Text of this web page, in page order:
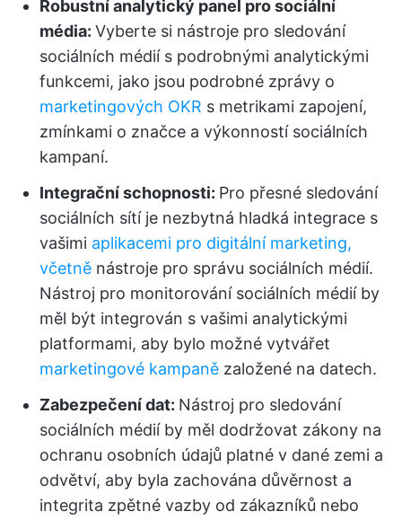
Robustní analytický panel pro sociální
média: Vyberte si nástroje pro sledování
sociálních médií s podrobnými analytickými
funkcemi, jako jsou podrobné zprávy o
marketingových OKR s metrikami zapojení,
zmínkami o značce a výkonností sociálních
kampaní.
Integrační schopnosti: Pro přesné sledování
sociálních sítí je nezbytná hladká integrace s
vašimi aplikacemi pro digitální marketing,
včetně nástroje pro správu sociálních médií.
Nástroj pro monitorování sociálních médií by
měl být integrován s vašimi analytickými
platformami, aby bylo možné vytvářet
marketingové kampaně založené na datech.
Zabezpečení dat: Nástroj pro sledování
sociálních médií by měl dodržovat zákony na
ochranu osobních údajů platné v dané zemi a
odvětví, aby byla zachována důvěrnost a
integrita zpětné vazby od zákazníků nebo